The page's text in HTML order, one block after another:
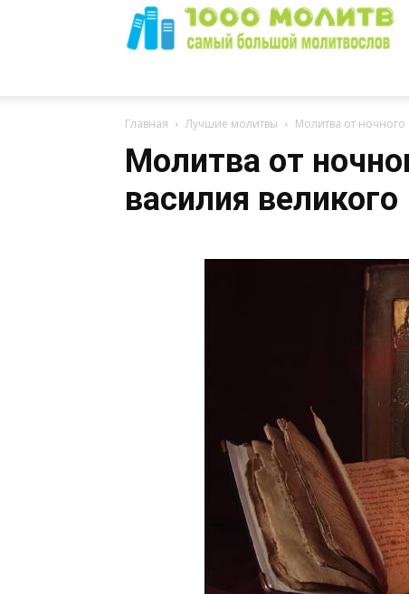
Молитв
Главная Лучшие молитвы Молитва от ночного
Молитва от
василия великого